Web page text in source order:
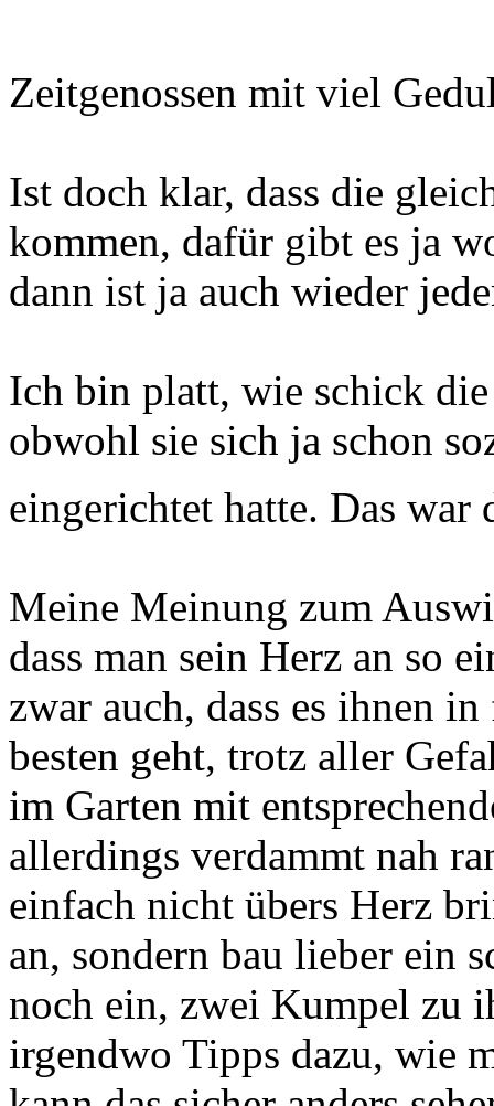
Zeitgenossen mit viel
Ist doch klar, dass die
kommen, dafür gibt es ja
dann ist ja auch wieder
Ich bin platt, wie schick
obwohl sie sich ja schon
eingerichtet hatte. Das
Meine Meinung zum
dass man sein Herz an so
zwar auch, dass es ihnen
besten geht, trotz aller
im Garten mit
allerdings verdammt nah
einfach nicht übers Herz
an, sondern bau lieber ein
noch ein, zwei Kumpel zu
irgendwo Tipps dazu, wie